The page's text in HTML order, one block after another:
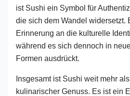
ist Sushi ein Symbol für
die sich dem Wandel widersetzt.
Erinnerung an die kulturelle
während es sich dennoch in
Formen ausdrückt.
Insgesamt ist Sushi weit mehr
kulinarischer Genuss. Es ist ein